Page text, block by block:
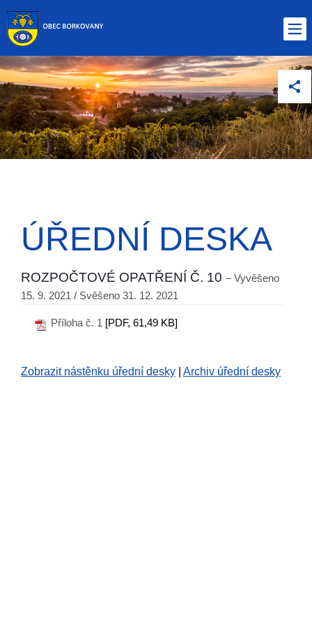
ÚŘEDNÍ DESKA
ROZPOČTOVÉ OPATŘENÍ Č. 10 – Vyvěšeno
15. 9. 2021 / Svěšeno 31. 12. 2021
Příloha č. 1 [PDF, 61,49 KB]
Zobrazit nástěnku úřední desky Archiv úřední desky